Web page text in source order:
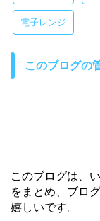
電子レンジ
このブログの
このブログは、
をまとめ、ブロ
嬉しいです。